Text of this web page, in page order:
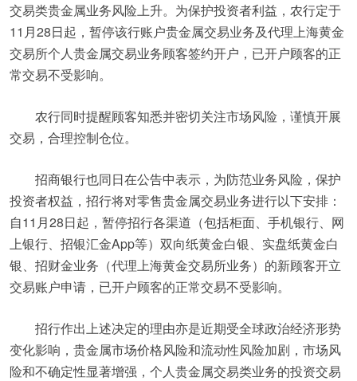
交易类贵金属业务风险上升。为保护投资者利益，农行定于
11月28日起，暂停该行账户贵金属交易业务及代理上海黄金
交易所个人贵金属交易业务顾客签约开户，已开户顾客的正
常交易不受影响。
农行同时提醒顾客知悉并密切关注市场风险，谨慎开展
交易，合理控制仓位。
招商银行也同日在公告中表示，为防范业务风险，保护
投资者权益，招行将对零售贵金属交易业务进行以下安排：
自11月28日起，暂停招行各渠道（包括柜面、手机银行、网
上银行、招银汇金App等）双向纸黄金白银、实盘纸黄金白
银、招财金业务（代理上海黄金交易所业务）的新顾客开立
交易账户申请，已开户顾客的正常交易不受影响。
招行作出上述决定的理由亦是近期受全球政治经济形势
变化影响，贵金属市场价格风险和流动性风险加剧，市场风
险和不确定性显著增强，个人贵金属交易类业务的投资交易